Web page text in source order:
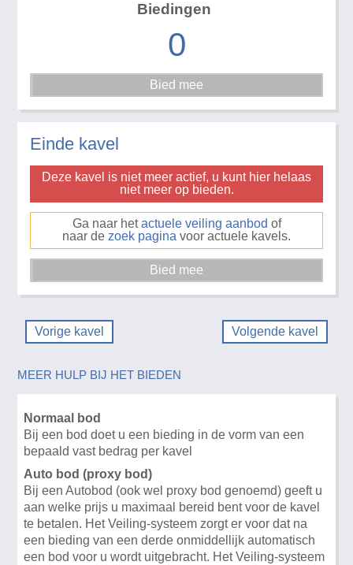
Biedingen
0
Einde kavel
Deze kavel is niet meer actief, u kunt hier helaas
niet meer op bieden.
Ga naar hetactuele veiling aanbod of
naar de zoek pagina voor actuele kavels.
Vorige kavel Volgende kavel
MEER HULP BIJ HET BIEDEN
Normaal bod
Bij een bod doet u een bieding in de vorm van een
bepaald vast bedrag per kavel
Auto bod (proxy bod)
Bij een Autobod (ook wel proxy bod genoemd) geeft u
aan welke prijs u maximaal bereid bent voor de kavel
te betalen. Het Veiling-systeem zorgt er voor dat na
een bieding van een derde onmiddellijk automatisch
een bod voor u wordt uitgebracht. Het Veiling-systeem